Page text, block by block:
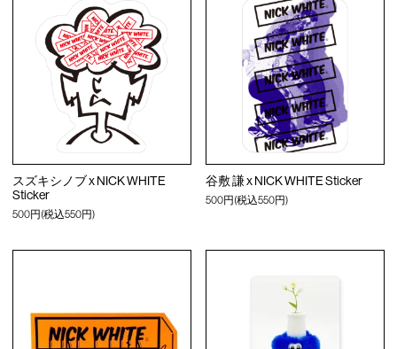
スズキシノブ x NICK WHITE
Sticker
500円(税込550円)
谷敷 謙 x NICK WHITE Sticker
500円(税込550円)